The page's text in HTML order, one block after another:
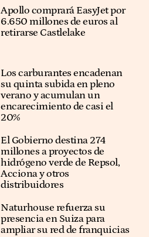
Apollo comprará EasyJet por
6.650 millones de euros al
retirarse Castlelake
Los carburantes encadenan
su quinta subida en pleno
verano y acumulan un
encarecimiento de casi el
20%
El Gobierno destina 274
millones a proyectos de
hidrógeno verde de Repsol,
Acciona y otros
distribuidores
Naturhouse refuerza su
presencia en Suiza para
ampliar su red de franquicias